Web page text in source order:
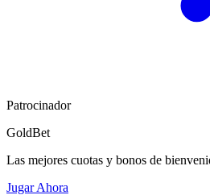
Patrocinador
GoldBet
Las mejores cuotas y bonos de
Jugar Ahora